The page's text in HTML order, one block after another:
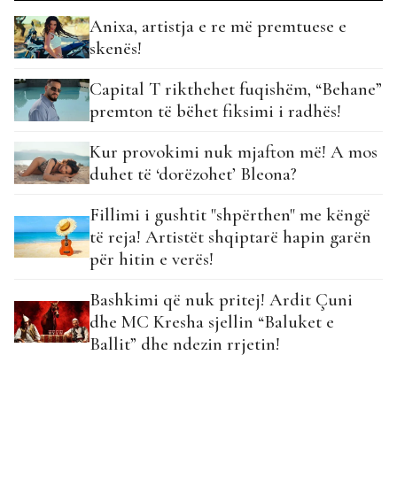
Anixa, artistja e re më premtuese e
skenës!
Capital T rikthehet fuqishëm, “Behane”
premton të bëhet fiksimi i radhës!
Kur provokimi nuk mjafton më! A mos
duhet të ‘dorëzohet’ Bleona?
Fillimi i gushtit "shpërthen" me këngë
të reja! Artistët shqiptarë hapin garën
për hitin e verës!
Bashkimi që nuk pritej! Ardit Çuni
dhe MC Kresha sjellin “Baluket e
Ballit” dhe ndezin rrjetin!